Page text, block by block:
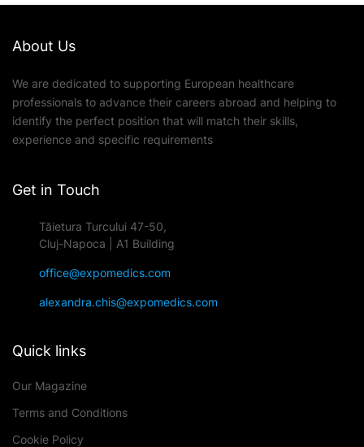
About Us
We are dedicated to supporting European healthcare
professionals to advance their careers abroad and helping to
identify the perfect position that will match their skills,
experience and specific requirements
Get in Touch
Tăietura Turcului 47-50,
Cluj-Napoca | A1 Building
office@expomedics.com
alexandra.chis@expomedics.com
Quick links
Our Magazine
Terms and Conditions
Cookie Policy